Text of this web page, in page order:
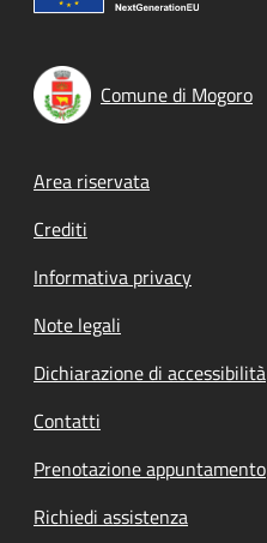
Comune di Mogoro
Footer menu
Area riservata
Crediti
Informativa privacy
Note legali
Dichiarazione di accessibilità
Contatti
Prenotazione appuntamento
Richiedi assistenza